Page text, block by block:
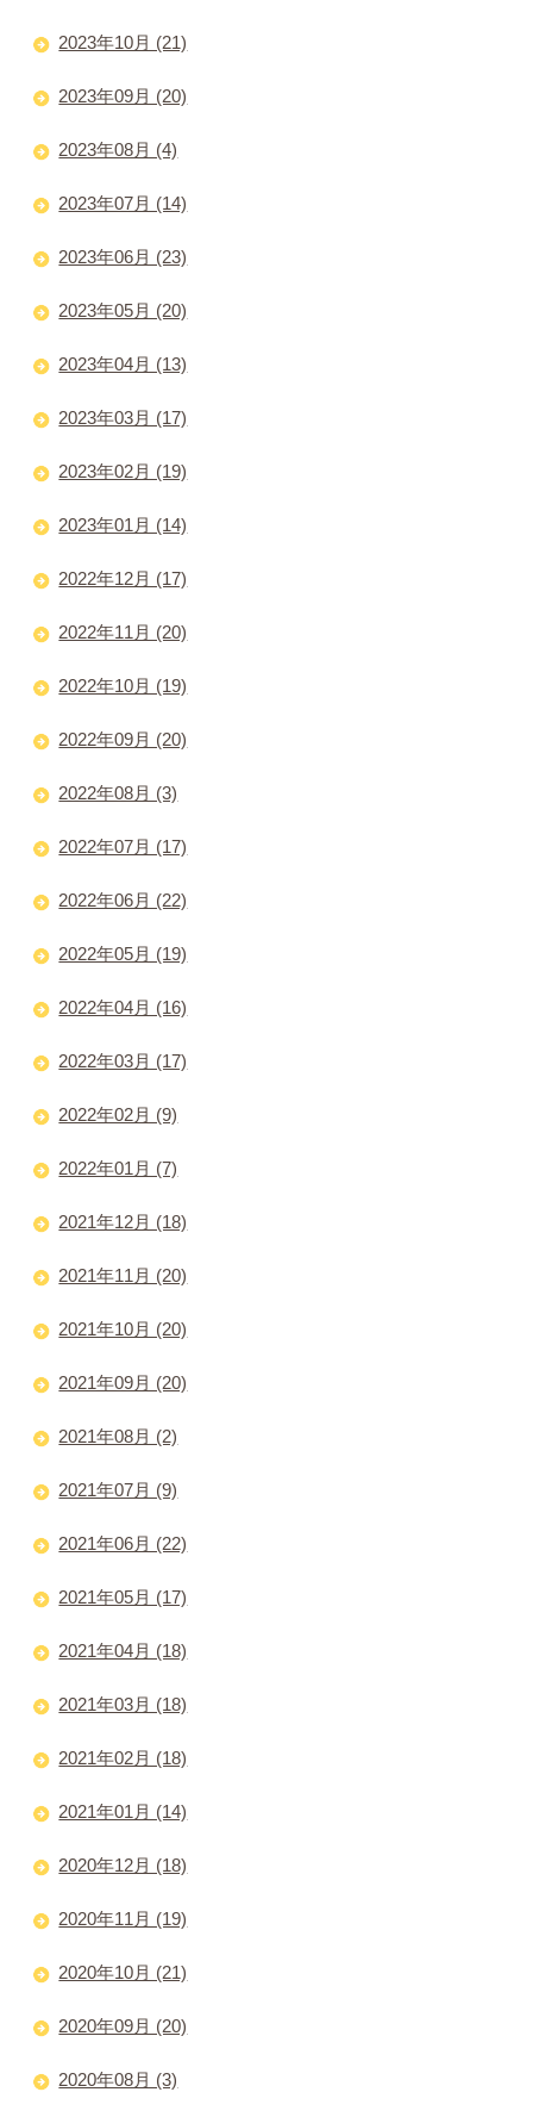
2023年10月 (21)
2023年09月 (20)
2023年08月 (4)
2023年07月 (14)
2023年06月 (23)
2023年05月 (20)
2023年04月 (13)
2023年03月 (17)
2023年02月 (19)
2023年01月 (14)
2022年12月 (17)
2022年11月 (20)
2022年10月 (19)
2022年09月 (20)
2022年08月 (3)
2022年07月 (17)
2022年06月 (22)
2022年05月 (19)
2022年04月 (16)
2022年03月 (17)
2022年02月 (9)
2022年01月 (7)
2021年12月 (18)
2021年11月 (20)
2021年10月 (20)
2021年09月 (20)
2021年08月 (2)
2021年07月 (9)
2021年06月 (22)
2021年05月 (17)
2021年04月 (18)
2021年03月 (18)
2021年02月 (18)
2021年01月 (14)
2020年12月 (18)
2020年11月 (19)
2020年10月 (21)
2020年09月 (20)
2020年08月 (3)